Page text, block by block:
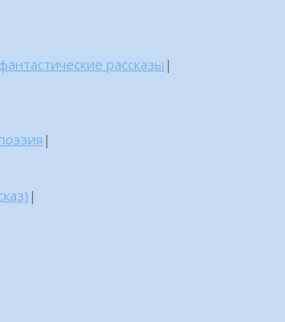
рассказы |
|
|